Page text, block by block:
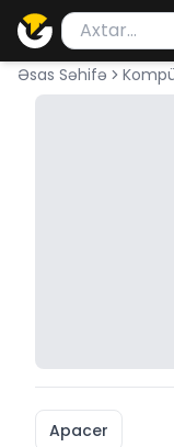
Məhsul axtar
Axtarış
Əsas Səhifə
Apacer